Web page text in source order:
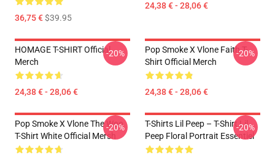
36,75 €$39.95
24,38 € - 28,06 €
HOMAGE T-SHIRT Official
Merch
24,38 € - 28,06 €
-20%
Pop Smoke X Vlone Faith T-
Shirt Official Merch
24,38 € - 28,06 €
-20%
Pop Smoke X Vlone The Woo
T-Shirt White Official Mersh
-20%
T-Shirts Lil Peep – T-Shirt Lil
Peep Floral Portrait Essentiel
-20%